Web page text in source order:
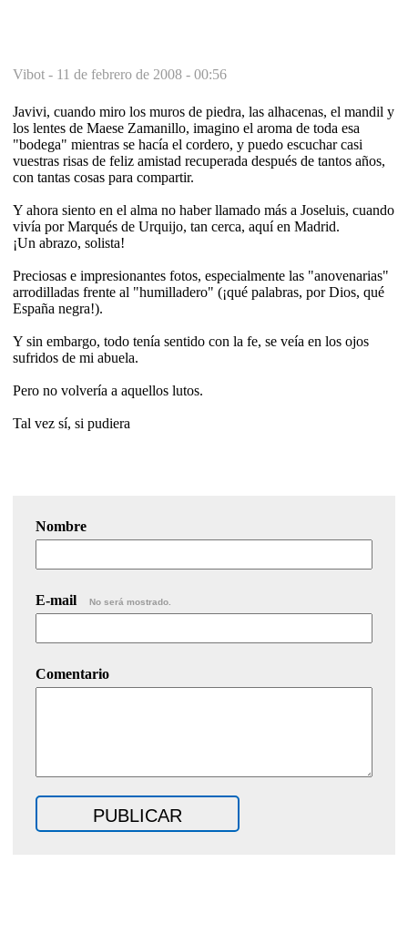
Vibot - 11 de febrero de 2008 - 00:56
Javivi, cuando miro los muros de piedra, las alhacenas, el mandil y
los lentes de Maese Zamanillo, imagino el aroma de toda esa
"bodega" mientras se hacía el cordero, y puedo escuchar casi
vuestras risas de feliz amistad recuperada después de tantos años,
con tantas cosas para compartir.
Y ahora siento en el alma no haber llamado más a Joseluis, cuando
vivía por Marqués de Urquijo, tan cerca, aquí en Madrid.
¡Un abrazo, solista!
Preciosas e impresionantes fotos, especialmente las "anovenarias"
arrodilladas frente al "humilladero" (¡qué palabras, por Dios, qué
España negra!).
Y sin embargo, todo tenía sentido con la fe, se veía en los ojos
sufridos de mi abuela.
Pero no volvería a aquellos lutos.
Tal vez sí, si pudiera
Nombre
E-mail No será mostrado.
Comentario